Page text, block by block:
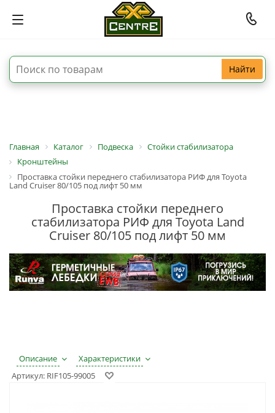
Найти
Главная Каталог Подвеска
Стойки стабилизатора
Кронштейны
Проставка стойки переднего стабилизатора РИФ для Toyota
Land Cruiser 80/105 под лифт 50 мм
Проставка стойки переднего
стабилизатора РИФ для Toyota Land
Cruiser 80/105 под лифт 50 мм
Описание
Характеристики
Артикул: RIF105-99005